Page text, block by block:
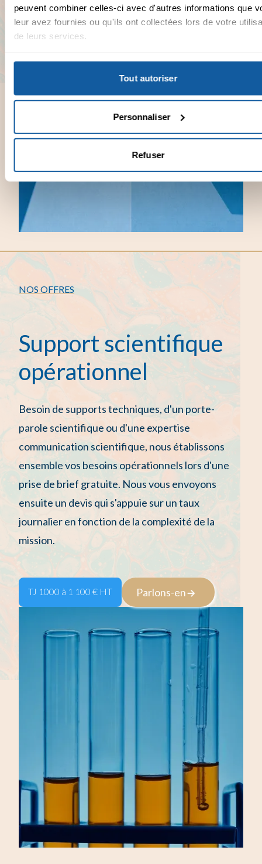
peuvent combiner celles-ci avec d'autres informations que
leur avez fournies ou qu'ils ont collectées lors de votre
de leurs services.
Tout autoriser
Personnaliser
Refuser
NOS OFFRES
Support scientifique
opérationnel
Besoin de supports techniques, d'un porte-
parole scientifique ou d'une expertise
communication scientifique, nous établissons
ensemble vos besoins opérationnels lors d'une
prise de brief gratuite. Nous vous envoyons
ensuite un devis qui s'appuie sur un taux
journalier en fonction de la complexité de la
mission.
TJ 1000 à 1 100 € HT Parlons-en